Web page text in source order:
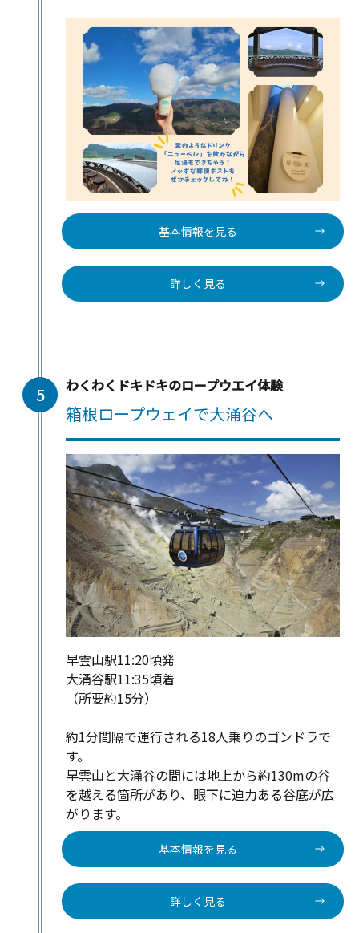
基本情報を見る
詳しく見る
5 わくわくドキドキのロープウエイ体験
箱根ロープウェイで大涌谷へ
早雲山駅11:20頃発
大涌谷駅11:35頃着
（所要約15分）
約1分間隔で運行される18人乗りのゴンドラで
す。
早雲山と大涌谷の間には地上から約130mの谷
を越える箇所があり、眼下に迫力ある谷底が広
がります。
基本情報を見る
詳しく見る